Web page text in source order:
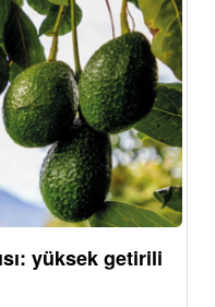
yüksek getirili